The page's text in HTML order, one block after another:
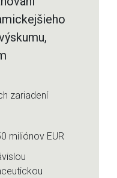
zariadení
miliónov EUR